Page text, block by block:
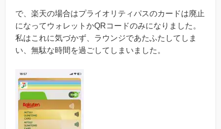
で、楽天の場合はプライオリティパスのカードは廃止
になってウォレットかQRコードのみになりました。
私はこれに気づかず、ラウンジであたふたしてしま
い、無駄な時間を過ごしてしまいました。